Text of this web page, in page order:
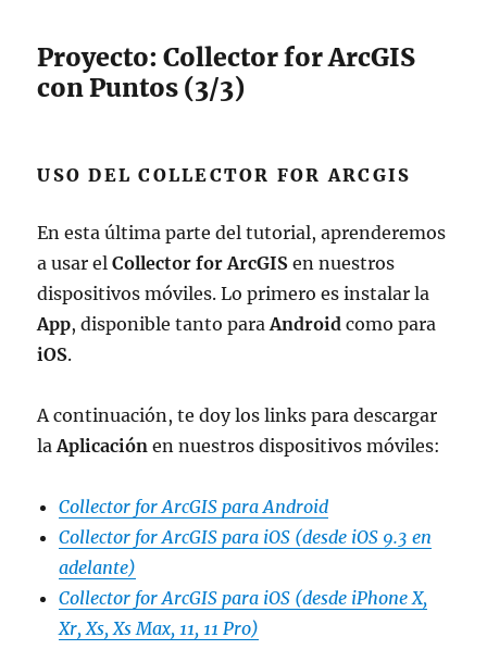
Proyecto: Collector for ArcGIS
con Puntos (3/3)
USO DEL COLLECTOR FOR ARCGIS
En esta última parte del tutorial, aprenderemos
a usar elCollector for ArcGIS en nuestros
dispositivos móviles. Lo primero es instalar la
App, disponible tanto paraAndroid como para
iOS.
A continuación, te doy los links para descargar
laAplicaciónen nuestros dispositivos móviles:
Collector for ArcGIS para Android
Collector for ArcGIS para iOS (desde iOS 9.3 en
adelante)
Collector for ArcGIS para iOS (desde iPhone X,
Xr, Xs, Xs Max, 11, 11 Pro)